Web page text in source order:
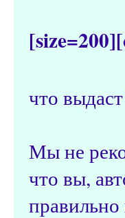
что выдаст
Мы не
что вы,